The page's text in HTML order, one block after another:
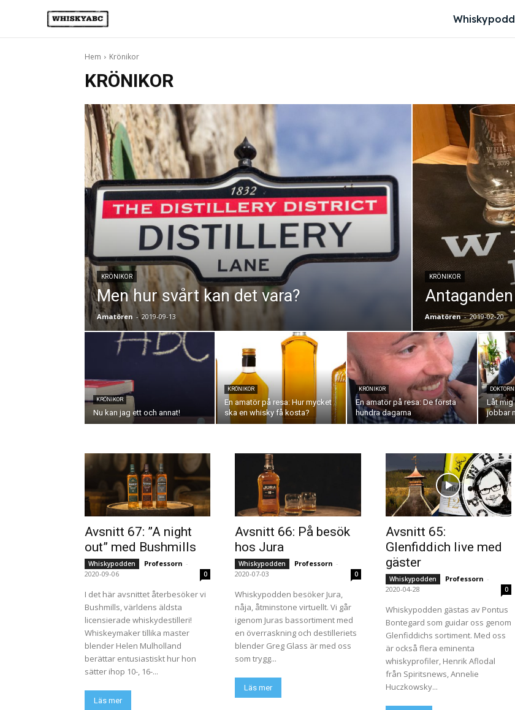
Hem Krönikor
KRÖNIKOR
KRÖNIKOR
Men hur svårt kan det vara?
Amatören - 2019-09-13
KRÖNIKOR
Antaganden
Amatören - 2019-02-20
KRÖNIKOR
Nu kan jag ett och annat!
KRÖNIKOR
En amatör på resa: Hur mycket
ska en whisky få kosta?
KRÖNIKOR
En amatör på resa: De första
hundra dagarna
Låt mig
jobbar
Avsnitt 67: ”A night
out” med Bushmills
Whiskypodden Professorn -
2020-09-06
0
I det här avsnittet återbesöker vi
Bushmills, världens äldsta
licensierade whiskydestilleri!
Whiskeymaker tillika master
blender Helen Mulholland
berättar entusiastiskt hur hon
sätter ihop 10-, 16-...
Läs mer
Avsnitt 66: På besök
hos Jura
Whiskypodden Professorn -
2020-07-03
0
Whiskypodden besöker Jura,
nåja, åtminstone virtuellt. Vi går
igenom Juras bassortiment med
en överraskning och destilleriets
blender Greg Glass är med oss
som trygg...
Läs mer
Avsnitt 65:
Glenfiddich live med
gäster
Whiskypodden Professorn -
2020-04-28
0
Whiskypodden gästas av Pontus
Bontegard som guidar oss genom
Glenfiddichs sortiment. Med oss
är också flera eminenta
whiskyprofiler, Henrik Aflodal
från Spiritsnews, Annelie
Huczkowsky...